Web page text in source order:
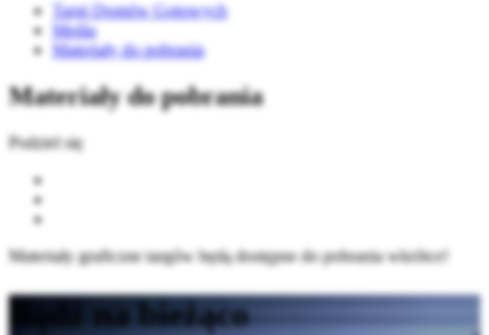
Targi Domów Gotowych
Media
Materiały do pobrania
Materiały do pobrania
Podziel się
Materiały graficzne targów będą dostępne do pobrania wkrótce!
Bądź na bieżąco